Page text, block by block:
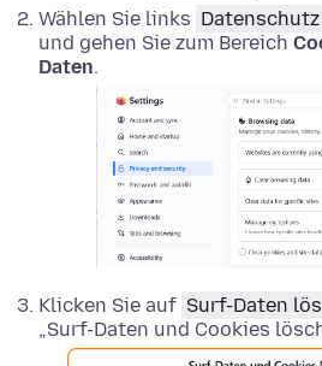
Wählen Sie links
und gehen Sie zum Bereich
Daten.
Klicken Sie auf Surf-Daten
„Surf-Daten und Cookies